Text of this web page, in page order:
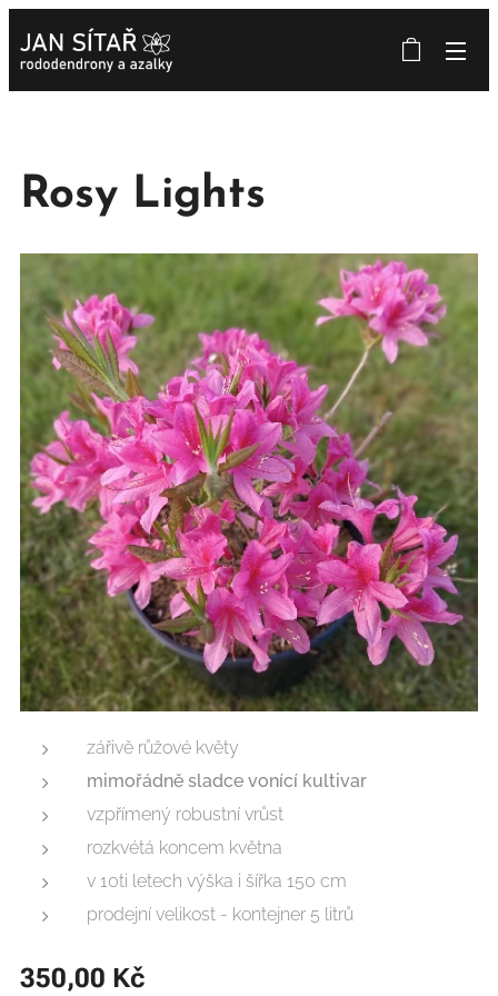
Rosy Lights
zářivě růžové květy
mimořádně sladce vonící kultivar
vzpřímený robustní vrůst
rozkvétá koncem května
v 10ti letech výška i šířka 150 cm
prodejní velikost - kontejner 5 litrů
350,00 Kč